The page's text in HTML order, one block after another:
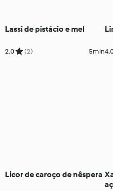
Lassi de pistácio e mel
2.0 (2) 5min
Licor de caroço de nêspera